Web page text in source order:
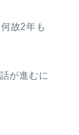
故2年も
が進むに